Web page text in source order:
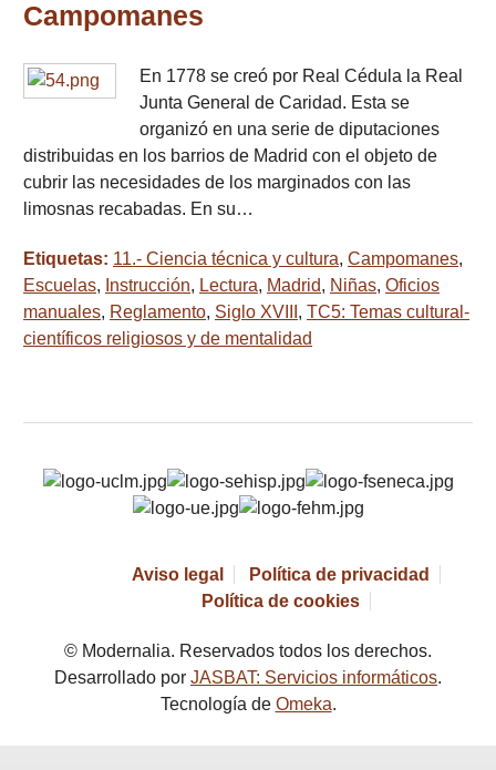
Campomanes
En 1778 se creó por Real Cédula la Real
Junta General de Caridad. Esta se
organizó en una serie de diputaciones
distribuidas en los barrios de Madrid con el objeto de
cubrir las necesidades de los marginados con las
limosnas recabadas. En su…
Etiquetas: 11.- Ciencia técnica y cultura, Campomanes,
Escuelas, Instrucción, Lectura, Madrid, Niñas, Oficios
manuales, Reglamento, Siglo XVIII , TC5: Temas cultural-
científicos religiosos y de mentalidad
Aviso legal
Política de privacidad
Política de cookies
© Modernalia. Reservados todos los derechos.
Desarrollado por JASBAT: Servicios informáticos.
Tecnología de Omeka.